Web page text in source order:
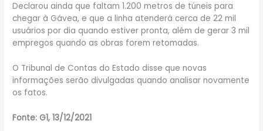
Declarou ainda que faltam 1.200 metros de túneis para
chegar à Gávea, e que a linha atenderá cerca de 22 mil
usuários por dia quando estiver pronta, além de gerar 3 mil
empregos quando as obras forem retomadas.
O Tribunal de Contas do Estado disse que novas
informações serão divulgadas quando analisar novamente
os fatos.
Fonte: G1, 13/12/2021